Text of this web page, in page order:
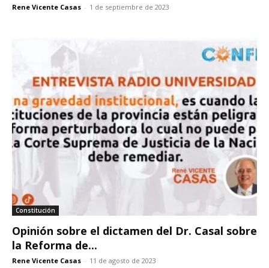
Rene Vicente Casas - 1 de septiembre de 2023
Constitución
Opinión sobre el dictamen del Dr. Casal sobre
la Reforma de...
Rene Vicente Casas - 11 de agosto de 2023